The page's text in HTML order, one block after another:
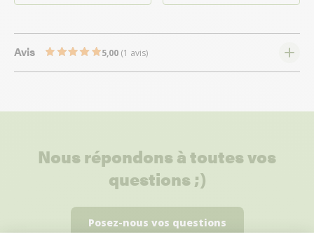
Avis 5,00 (1 avis)
Nous répondons à toutes vos
questions ;)
Posez-nous vos questions